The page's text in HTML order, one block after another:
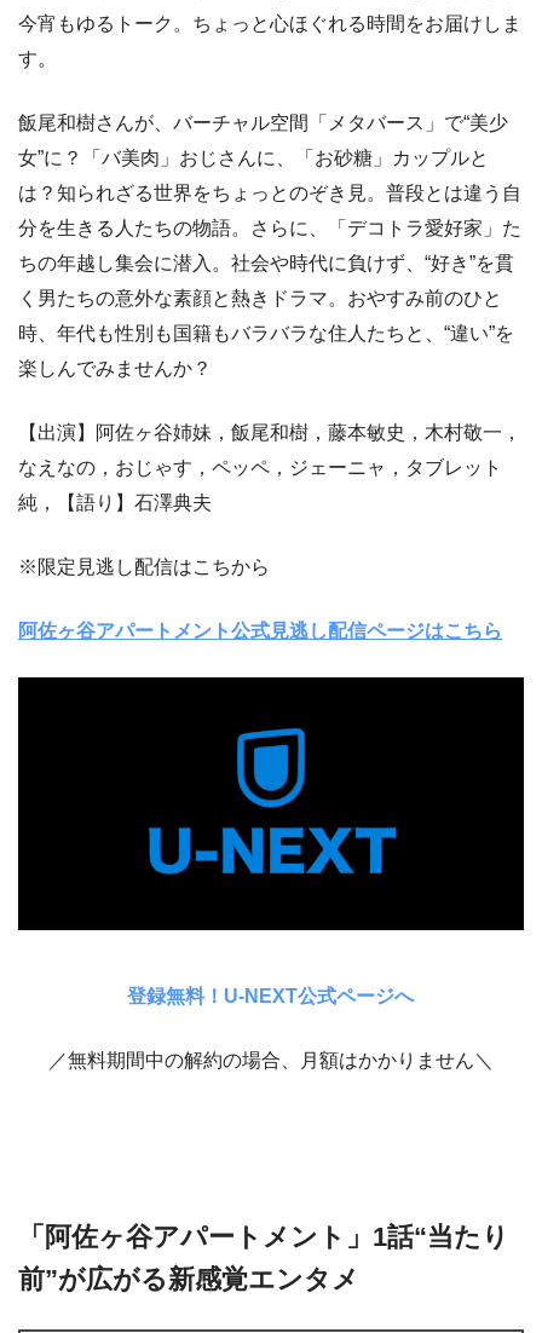
今宵もゆるトーク。ちょっと心ほぐれる時間をお届けしま
す。
飯尾和樹さんが、バーチャル空間「メタバース」で“美少
女”に？「バ美肉」おじさんに、「お砂糖」カップルと
は？知られざる世界をちょっとのぞき見。普段とは違う自
分を生きる人たちの物語。さらに、「デコトラ愛好家」た
ちの年越し集会に潜入。社会や時代に負けず、“好き”を貫
く男たちの意外な素顔と熱きドラマ。おやすみ前のひと
時、年代も性別も国籍もバラバラな住人たちと、“違い”を
楽しんでみませんか？
【出演】阿佐ヶ谷姉妹，飯尾和樹，藤本敏史，木村敬一，
なえなの，おじゃす，ペッペ，ジェーニャ，タブレット
純，【語り】石澤典夫
※限定見逃し配信はこちから
阿佐ヶ谷アパートメント公式見逃し配信ページはこちら
登録無料！U-NEXT公式ページへ
／無料期間中の解約の場合、月額はかかりません＼
「阿佐ヶ谷アパートメント」1話“当たり
前”が広がる新感覚エンタメ